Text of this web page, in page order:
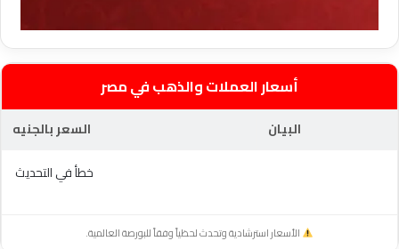
أسعار العملات والذهب في مصر
البيان
السعر بالجنيه
خطأ في التحديث
الأسعار استرشادية وتحدث لحظياً وفقاً للبورصة العالمية.